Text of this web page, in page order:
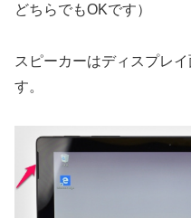
どちらでもOKです）
スピーカーはディスプレ
す。